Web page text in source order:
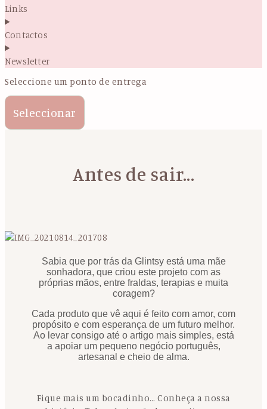
Links
Contactos
Newsletter
Seleccione um ponto de entrega
Seleccionar
Antes de sair...
Sabia que por trás da Glintsy está uma mãe
sonhadora, que criou este projeto com as
próprias mãos, entre fraldas, terapias e muita
coragem?
Cada produto que vê aqui é feito com amor, com
propósito e com esperança de um futuro melhor.
Ao levar consigo até o artigo mais simples, está
a apoiar um pequeno negócio português,
artesanal e cheio de alma.
Fique mais um bocadinho… Conheça a nossa